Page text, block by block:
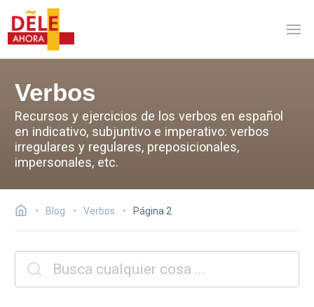
Verbos
Recursos y ejercicios de los verbos en español
en indicativo, subjuntivo e imperativo: verbos
irregulares y regulares, preposicionales,
impersonales, etc.
Blog Verbos Página 2